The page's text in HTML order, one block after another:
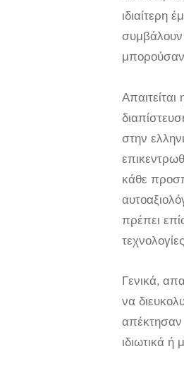
ιδιαίτερη
συμβάλουν
στην
κάθε
πρέπει
Γενικά,
να
απέκτησαν
ιδιωτικά ή